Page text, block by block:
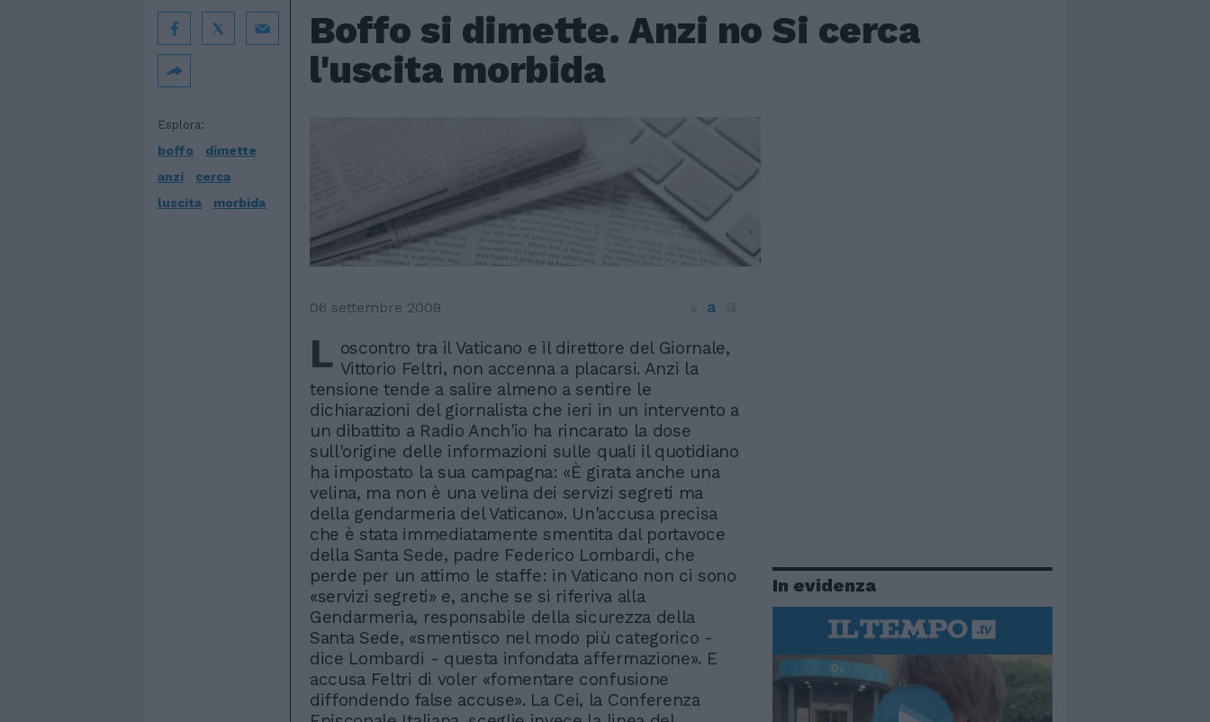
Boffo si dimette. Anzi no Si cerca
l'uscita morbida
Esplora:
boffo
dimette
anzi
cerca
luscita
morbida
06 settembre 2009 a
L oscontro tra il Vaticano e il direttore del Giornale,
Vittorio Feltri, non accenna a placarsi. Anzi la
tensione tende a salire almeno a sentire le
dichiarazioni del giornalista che ieri in un intervento a
un dibattito a Radio Anch'io ha rincarato la dose
sull'origine delle informazioni sulle quali il quotidiano
ha impostato la sua campagna: «È girata anche una
velina, ma non è una velina dei servizi segreti ma
della gendarmeria del Vaticano». Un'accusa precisa
che è stata immediatamente smentita dal portavoce
della Santa Sede, padre Federico Lombardi, che
perde per un attimo le staffe: in Vaticano non ci sono
«servizi segreti» e, anche se si riferiva alla
Gendarmeria, responsabile della sicurezza della
Santa Sede, «smentisco nel modo più categorico -
dice Lombardi - questa infondata affermazione». E
accusa Feltri di voler «fomentare confusione
diffondendo false accuse». La Cei, la Conferenza
In evidenza